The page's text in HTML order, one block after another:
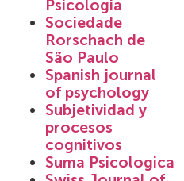
Psicologia
Sociedade
Rorschach de
São Paulo
Spanish journal
of psychology
Subjetividad y
procesos
cognitivos
Suma Psicologica